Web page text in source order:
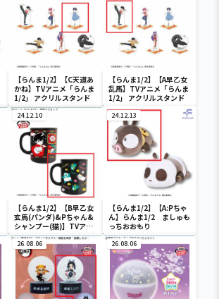
【らんま1/2】【C天道あ
かね】TVアニメ「らんま
1/2」 アクリルスタンド
【らんま1/2】【A早乙女
乱馬】TVアニメ「らんま
1/2」 アクリルスタンド
24.12.10
【らんま1/2】【B早乙女
玄馬(パンダ)&Pちゃん&
シャンプー(猫)】TVアニ
メ「らんま1/2」 温感マ
グカップ
24.12.13
【らんま1/2】【A:Pちゃ
ん】らんま1/2 ましゅも
っちおおもり
26.08.06 26.08.06